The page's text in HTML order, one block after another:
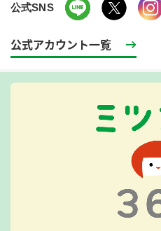
公式SNS
公式アカウント一覧